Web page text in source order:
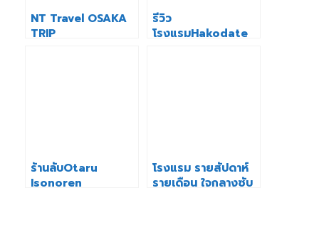
NT Travel OSAKA
TRIP
รีวิว
โรงแรมHakodate
ร้านลับOtaru
Isonoren
โรงแรม รายสัปดาห์
รายเดือน ใจกลางซับ